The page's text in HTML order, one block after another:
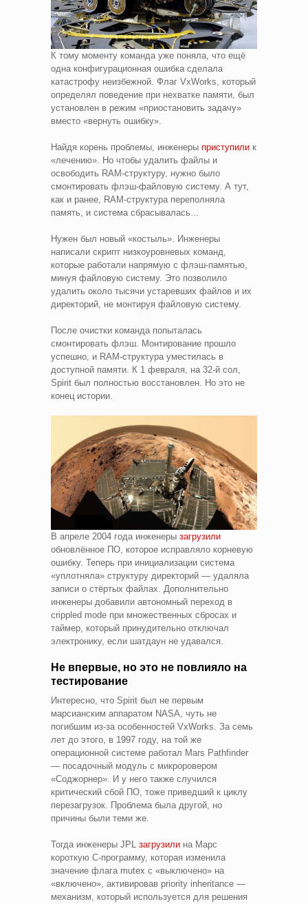
К тому моменту команда уже поняла, что ещё
одна конфигурационная ошибка сделала
катастрофу неизбежной. Флаг VxWorks, который
определял поведение при нехватке памяти, был
установлен в режим «приостановить задачу»
вместо «вернуть ошибку».
Найдя корень проблемы, инженеры приступили к
«лечению». Но чтобы удалить файлы и
освободить RAM-структуру, нужно было
смонтировать флэш-файловую систему. А тут,
как и ранее, RAM-структура переполняла
память, и система сбрасывалась…
Нужен был новый «костыль». Инженеры
написали скрипт низкоуровневых команд,
которые работали напрямую с флэш-памятью,
минуя файловую систему. Это позволило
удалить около тысячи устаревших файлов и их
директорий, не монтируя файловую систему.
После очистки команда попыталась
смонтировать флэш. Монтирование прошло
успешно, и RAM-структура уместилась в
доступной памяти. К 1 февраля, на 32-й сол,
Spirit был полностью восстановлен. Но это не
конец истории.
В апреле 2004 года инженеры загрузили
обновлённое ПО, которое исправляло корневую
ошибку. Теперь при инициализации система
«уплотняла» структуру директорий — удаляла
записи о стёртых файлах. Дополнительно
инженеры добавили автономный переход в
crippled mode при множественных сбросах и
таймер, который принудительно отключал
электронику, если шатдаун не удавался.
Не впервые, но это не повлияло на
тестирование
Интересно, что Spirit был не первым
марсианским аппаратом NASA, чуть не
погибшим из-за особенностей VxWorks. За семь
лет до этого, в 1997 году, на той же
операционной системе работал Mars Pathfinder
— посадочный модуль с микроровером
«Соджорнер». И у него также случился
критический сбой ПО, тоже приведший к циклу
перезагрузок. Проблема была другой, но
причины были теми же.
Тогда инженеры JPL загрузили на Марс
короткую C-программу, которая изменила
значение флага mutex с «выключено» на
«включено», активировав priority inheritance —
механизм, который используется для решения